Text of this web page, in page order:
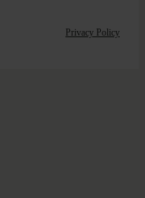
Privacy Policy